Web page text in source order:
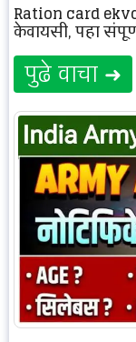
Ration card
केवायसी, पहा
पुढे वाचा ➜